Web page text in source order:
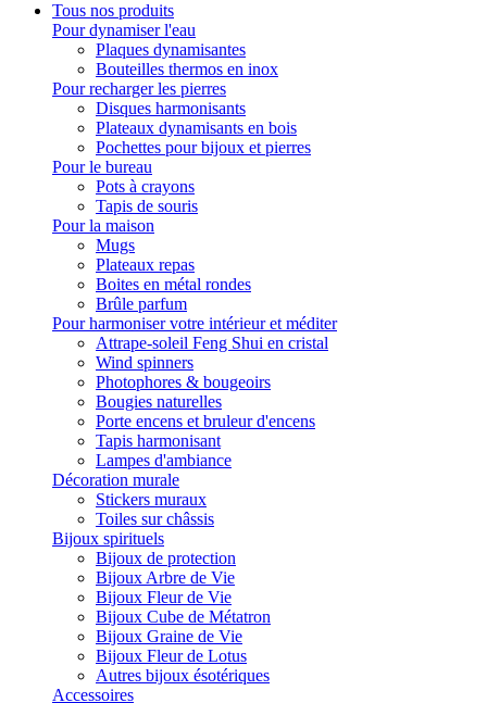
Effacer les filtres
57
7 chakras 1
Fleur de vie 7
7
Tous nos produits
Pour dynamiser l'eau
Plaques dynamisantes
Bouteilles thermos en inox
Pour recharger les pierres
Disques harmonisants
Plateaux dynamisants en bois
Pochettes pour bijoux et pierres
Pour le bureau
Pots à crayons
Tapis de souris
Pour la maison
Mugs
Plateaux repas
Boites en métal rondes
Brûle parfum
Pour harmoniser votre intérieur et méditer
Attrape-soleil Feng Shui en cristal
Wind spinners
Photophores & bougeoirs
Bougies naturelles
Porte encens et bruleur d'encens
Tapis harmonisant
Lampes d'ambiance
Décoration murale
Stickers muraux
Toiles sur châssis
Bijoux spirituels
Bijoux de protection
Bijoux Arbre de Vie
Bijoux Fleur de Vie
Bijoux Cube de Métatron
Bijoux Graine de Vie
Bijoux Fleur de Lotus
Autres bijoux ésotériques
Accessoires